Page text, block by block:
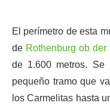
El perímetro de esta
de Rothenburg ob der
de 1.600 metros. Se
pequeño tramo que
los Carmelitas hasta